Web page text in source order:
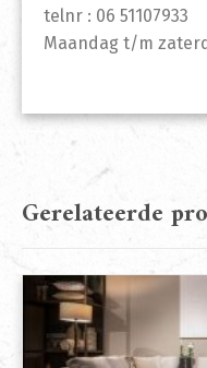
telnr : 06 51107933
Maandag t/m
Gerelateerde